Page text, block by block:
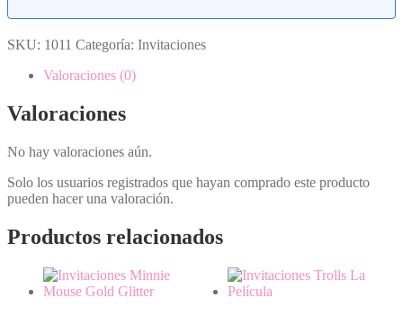
SKU: 1011 Categoría: Invitaciones
Valoraciones (0)
Valoraciones
No hay valoraciones aún.
Solo los usuarios registrados que hayan comprado este producto
pueden hacer una valoración.
Productos relacionados